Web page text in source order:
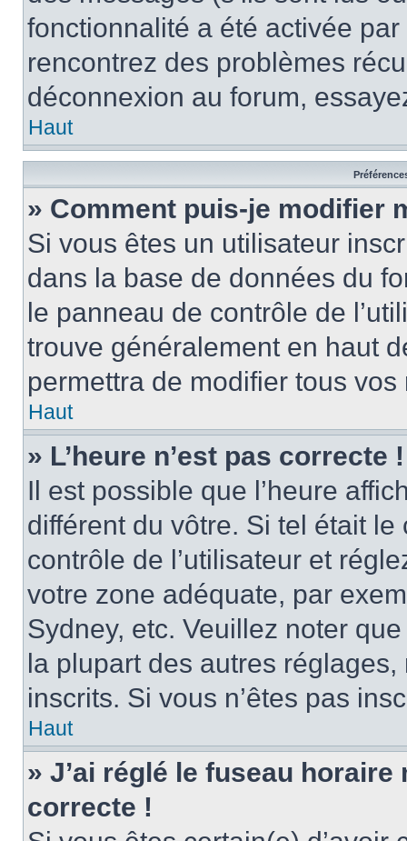
fonctionnalité a été activée
rencontrez des problèmes
déconnexion au forum,
Haut
» Comment puis-je modifier
Si vous êtes un utilisateur
dans la base de données du
le panneau de contrôle de
trouve généralement en haut
permettra de modifier tous
Haut
» L’heure n’est pas correcte !
Il est possible que l’heure
différent du vôtre. Si tel était
contrôle de l’utilisateur et
votre zone adéquate, par
Sydney, etc. Veuillez noter
la plupart des autres réglages,
inscrits. Si vous n’êtes pas
Haut
» J’ai réglé le fuseau horaire
correcte !